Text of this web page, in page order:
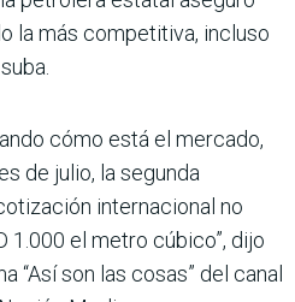
la más competitiva, incluso
cómo está el mercado,
de julio, la segunda
internacional no
1.000 el metro cúbico”, dijo
“Así son las cosas” del canal